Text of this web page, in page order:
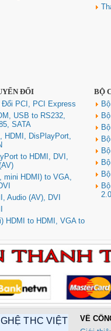
ĐỔI
Đổi PCI, PCI Express
USB to RS232,
SATA
HDMI, DisPlayPort,
to HDMI, DVI,
mini HDMI) to VGA,
Audio (AV), DVI
HDMI to HDMI, VGA to
BỘ
2.0
THC VIỆT
VỀ